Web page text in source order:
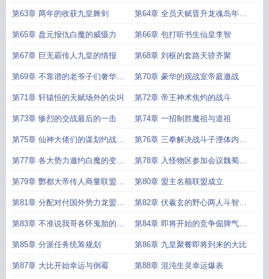
第63章 两年的收获九皇舞剑 第64章 全员天赋晋升龙魂岛年度
总榜
第65章 盘元报仇白魔的威慑力 第66章 包打听书生仙皇李智
第67章 巨无霸传人九皇的情报 第68章 刘枢的套路天骄齐聚
第69章 不靠谱的老爷子们奢华的
房间
第70章 豪华的观战室帝庭邀战
第71章 轩辕恒的天赋场外的尖叫 第72章 帝王神术焦灼的战斗
第73章 惨烈的交战最后的一击 第74章 一招制胜魔祖与道祖
第75章 仙神大佬们的谋划约战执
法者
第76章 三拳解决战斗子湮体内的
大佬
第77章 各大势力邀约白魔的变态
天赋
第78章 入怪物区参加会议魏蜀吴
的霸气宣言
第79章 酆都大帝传人商量联盟条
例
第80章 盟主名额联盟成立
第81章 分配对付国外势力龙盟初
立
第82章 伏羲玄的野心两人斗智斗
勇
第83章 不准说我哥各怀鬼胎的五
雄和酆都
第84章 即将开始的竞争倔脾气的
盘元
第85章 分派任务统筹规划 第86章 九皇聚餐即将到来的大比
第87章 大比开始幸运与倒霉 第88章 混沌生灵幸运爆表